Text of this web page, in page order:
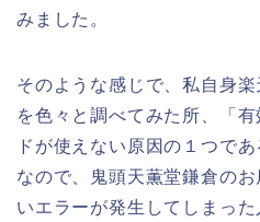
みました。
そのような感じで、私自身
を色々と調べてみた所、「
ドが使えない原因の１つで
なので、鬼頭天薫堂鎌倉の
いエラーが発生してしまっ